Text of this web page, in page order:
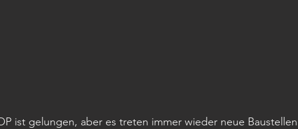
ist gelungen, aber es treten immer wieder neue